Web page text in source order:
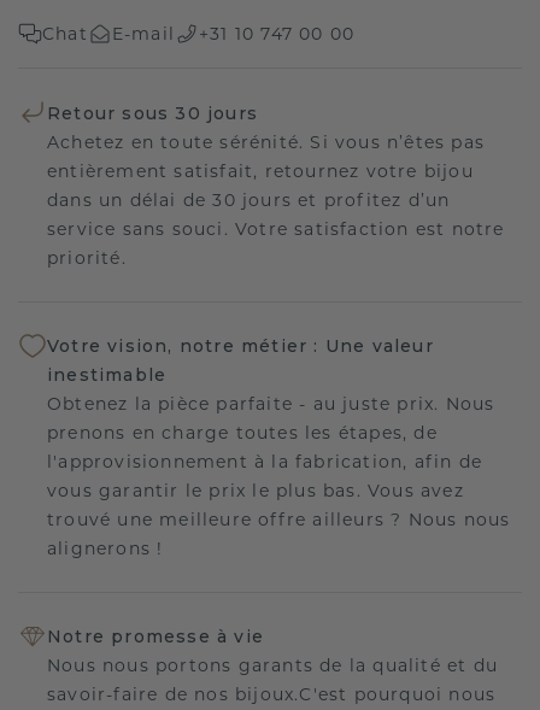
Chat E-mail +31 10 747 00 00
Retour sous 30 jours
Achetez en toute sérénité. Si vous n’êtes pas
entièrement satisfait, retournez votre bijou
dans un délai de 30 jours et profitez d’un
service sans souci. Votre satisfaction est notre
priorité.
Votre vision, notre métier : Une valeur
inestimable
Obtenez la pièce parfaite - au juste prix. Nous
prenons en charge toutes les étapes, de
l'approvisionnement à la fabrication, afin de
vous garantir le prix le plus bas. Vous avez
trouvé une meilleure offre ailleurs ? Nous nous
alignerons !
Notre promesse à vie
Nous nous portons garants de la qualité et du
savoir-faire de nos bijoux.C'est pourquoi nous